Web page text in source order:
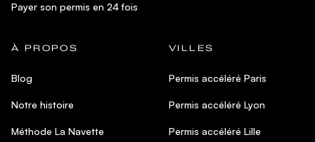
Payer son permis en 24 fois
À PROPOS
Blog
Notre histoire
Méthode La Navette
VILLES
Permis accéléré Paris
Permis accéléré Lyon
Permis accéléré Lille